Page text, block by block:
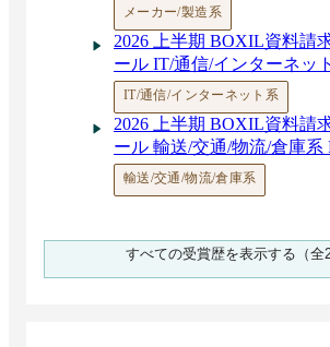
MotionBoard × Tableau ×
Power BIを比較 | 機能・価
SQLを活用できるBIツール
ルの違いとは？
スマホアプリ対応のBIツー
選び方も解説
BIツールの導入事例｜抱え
の効果まとめ
BIツールの市場シェア
国内BIツールの市場規模は
ナリティクス予測 | 注目ツ
メーカー/製造系
2026 上半期 BOXIL資料請
ール IT/通信/インターネッ
IT/通信/インターネット系
2026 上半期 BOXIL資料請
ール 輸送/交通/物流/倉庫系
輸送/交通/物流/倉庫系
2026 上半期 BOXIL資料請
ール 小売/流通/商社系 No.1
すべての受賞歴を表示する（全